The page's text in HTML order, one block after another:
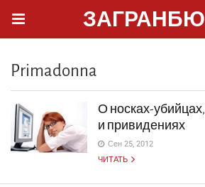
Primadonna
О носках-
и привидениях
Сен 25, 2012
ЧИТАТЬ